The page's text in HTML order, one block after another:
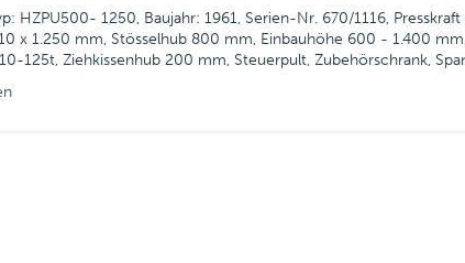
HZPU500- 1250, Baujahr: 1961, Serien-Nr. 670/1116,
x 1.250 mm, Stösselhub 800 mm, Einbauhöhe 600 - 1.400
125t, Ziehkissenhub 200 mm, Steuerpult, Zubehörschrank,